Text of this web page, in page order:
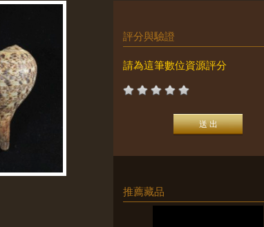
評分與驗證
請為這筆數位資源評分
推薦藏品